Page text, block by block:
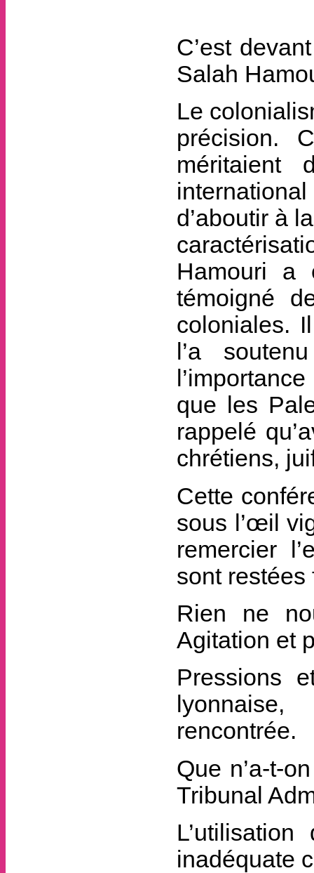
C’est
Salah
Le
précision.
méritaient
d’aboutir à la
Hamouri a
témoigné
coloniales.
l’a
que les
rappelé
chrétiens,
Cette
sous l’œil
remercier
sont restées
Rien ne
Agitation et
Pressions
rencontrée.
Que n’a-t-
Tribunal
inadéquate